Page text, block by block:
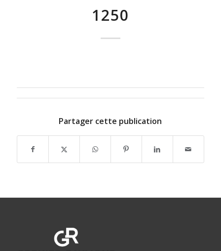
1250
Partager cette publication